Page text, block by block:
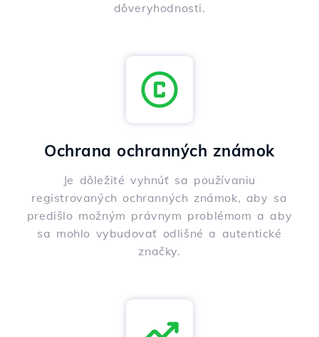
dôveryhodnosti.
Ochrana ochranných známok
Je dôležité vyhnúť sa používaniu
registrovaných ochranných známok, aby sa
predišlo možným právnym problémom a aby
sa mohlo vybudovať odlišné a autentické
značky.